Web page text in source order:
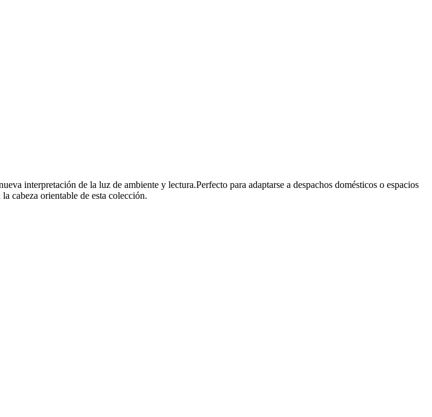
interpretación de la luz de ambiente y lectura.Perfecto para adaptarse a despachos domésticos o espacios
cabeza orientable de esta colección.